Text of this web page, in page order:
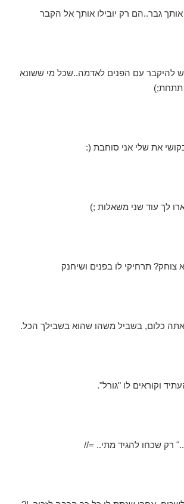
אותך גבר..הם רק יובילו אותך אל הקבר
להיקבר עם הפנים לאדמה..שכל מי ששונא
תתחת;)
את שלי אני סוחבת (:
לך עוד שני משאלות ;)
תרחיקי לו בפנים ושיחנק
כלום, בשביל משהו שהוא בשבילך הכל.
וקוראים לו "גורל".
רק שכחו להגיד מתי.. =//